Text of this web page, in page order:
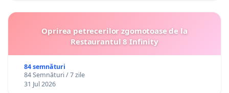
Oprirea petrecerilor zgomotoase de la
Restaurantul 8 Infinity
84 semnături
84 Semnături / 7 zile
31 Jul 2026